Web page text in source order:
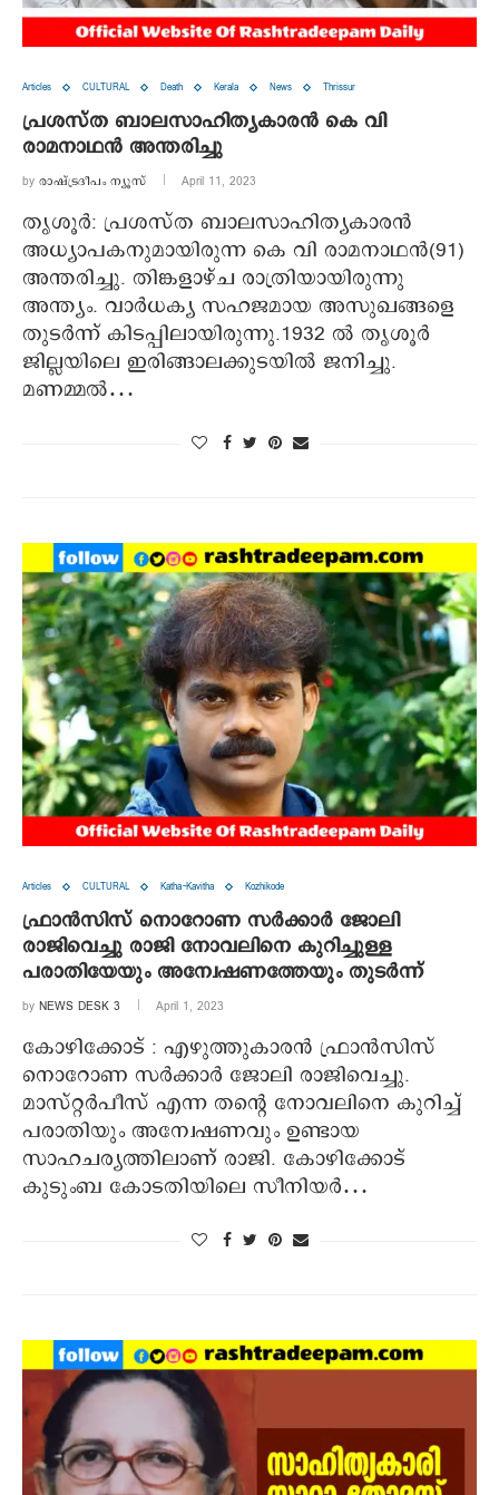
Articles CULTURAL Death Kerala News Thrissur
പ്രശസ്ത ബാലസാഹിത്യകാരന്‍ കെ വി
രാമനാഥന്‍ അന്തരിച്ചു
by രാഷ്ട്രദീപം ന്യൂസ്‌ April 11, 2023
തൃശൂര്‍: പ്രശസ്ത ബാലസാഹിത്യകാരന്‍
അധ്യാപകനുമായിരുന്ന കെ വി രാമനാഥന്‍(91)
അന്തരിച്ചു. തിങ്കളാഴ്ച രാത്രിയായിരുന്നു
അന്ത്യം. വാര്‍ധക്യ സഹജമായ അസുഖങ്ങളെ
തുടര്‍ന്ന് കിടപ്പിലായിരുന്നു.1932 ല്‍ തൃശൂര്‍
ജില്ലയിലെ ഇരിങ്ങാലക്കുടയില്‍ ജനിച്ചു.
മണമ്മല്‍…
Articles CULTURAL Katha-Kavitha Kozhikode
ഫ്രാന്‍സിസ് നൊറോണ സര്‍ക്കാര്‍ ജോലി
രാജിവെച്ചു രാജി നോവലിനെ കുറിച്ചുള്ള
പരാതിയേയും അന്വേഷണത്തേയും തുടര്‍ന്ന്
by NEWS DESK 3 April 1, 2023
കോഴിക്കോട് : എഴുത്തുകാരന്‍ ഫ്രാന്‍സിസ്
നൊറോണ സര്‍ക്കാര്‍ ജോലി രാജിവെച്ചു.
മാസ്റ്റര്‍പീസ് എന്ന തന്റെ നോവലിനെ കുറിച്ച്
പരാതിയും അന്വേഷണവും ഉണ്ടായ
സാഹചര്യത്തിലാണ് രാജി. കോഴിക്കോട്
കുടുംബ കോടതിയിലെ സീനിയര്‍…